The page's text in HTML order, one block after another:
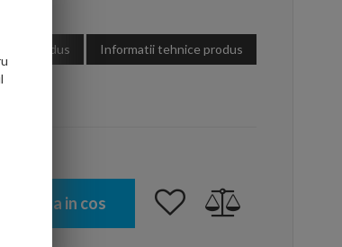
produs Informatii tehnice produs
Adauga in cos